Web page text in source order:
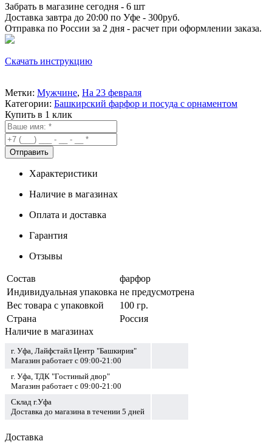
Забрать в магазине сегодня - 6 шт
Доставка завтра до 20:00 по Уфе - 300руб.
Отправка по России за 2 дня - расчет при оформлении заказа.
Скачать инструкцию
Метки: Мужчине, На 23 февраля
Категории: Башкирский фарфор и посуда с орнаментом
Купить в 1 клик
Характеристики
Наличие в магазинах
Оплата и доставка
Гарантия
Отзывы
Состав
фарфор
Индивидуальная упаковка не предусмотрена
Вес товара с упаковкой
100 гр.
Страна
Россия
Наличие в магазинах
г. Уфа, Лайфстайл Центр "Башкирия"
Магазин работает с 09:00-21:00
г. Уфа, ТДК "Гостиный двор"
Магазин работает с 09:00-21:00
Склад г.Уфа
Доставка до магазина в течении 5 дней
Доставка